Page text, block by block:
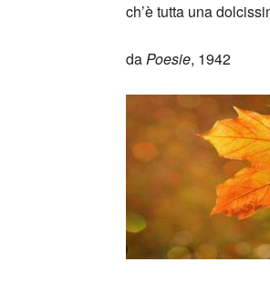
ch’è tutta una
daPoesie, 1942